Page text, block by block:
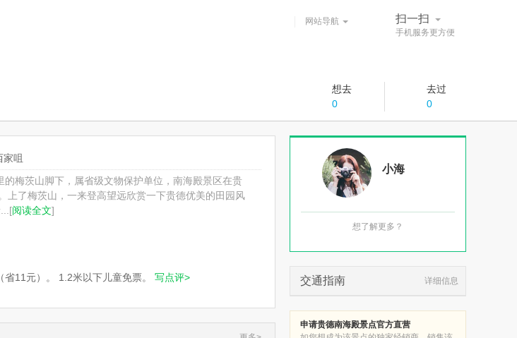
扫一扫
手机服务更方便
网站导航
想去
0
去过
0
咀
梅茨山脚下，属省级文物保护单位，南海殿景区在贵
上了梅茨山，一来登高望远欣赏一下贵德优美的田园风
阅读全文]
省11元）。 1.2米以下儿童免票。 写点评>
小海
想了解更多？
交通指南 详细信息
申请贵德南海殿景点官方直营